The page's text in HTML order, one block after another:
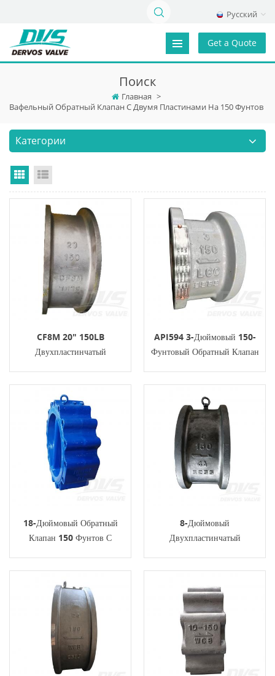
Русский
Get a Quote
Поиск
Главная >
Вафельный Обратный Клапан С Двумя Пластинами На 150 Фунтов
Категории
Grid View
CF8M 20" 150LB
Двухпластинчатый
API594 3-Дюймовый 150-
Фунтовый Обратный Клапан
18-Дюймовый Обратный
Клапан 150 Фунтов С
8-Дюймовый
Двухпластинчатый